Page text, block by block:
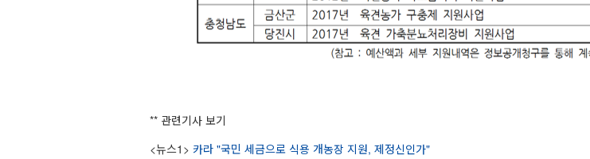
** 관련기사 보기
<뉴스1> 카라 "국민 세금으로 식용 개농장 지원, 제정신인가"